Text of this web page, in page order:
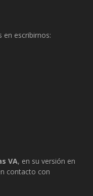
en escribirnos:
VA, en su versión en
contacto con